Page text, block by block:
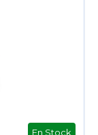
En Stock